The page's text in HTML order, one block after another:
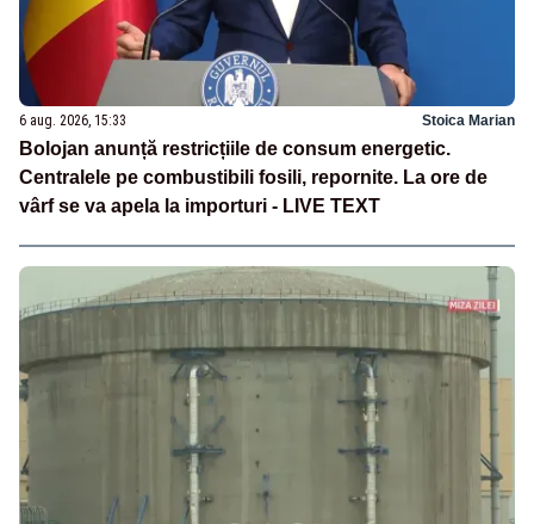
6 aug. 2026, 15:33 Stoica Marian
Bolojan anunță restricțiile de consum energetic.
Centralele pe combustibili fosili, repornite. La ore de
vârf se va apela la importuri - LIVE TEXT